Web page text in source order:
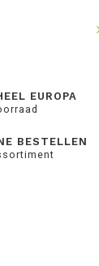
EUROPA
BESTELLEN